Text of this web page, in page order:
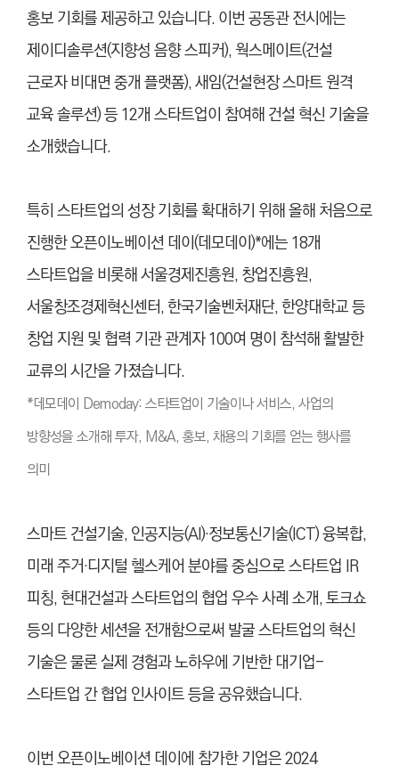
홍보 기회를 제공하고 있습니다. 이번 공동관 전시에는
제이디솔루션(지향성 음향 스피커), 웍스메이트(건설
근로자 비대면 중개 플랫폼), 새임(건설현장 스마트 원격
교육 솔루션) 등 12개 스타트업이 참여해 건설 혁신 기술을
소개했습니다.
특히 스타트업의 성장 기회를 확대하기 위해 올해 처음으로
진행한 오픈이노베이션 데이(데모데이)*에는 18개
스타트업을 비롯해 서울경제진흥원, 창업진흥원,
서울창조경제혁신센터, 한국기술벤처재단, 한양대학교 등
창업 지원 및 협력 기관 관계자 100여 명이 참석해 활발한
교류의 시간을 가졌습니다.
*데모데이 Demoday: 스타트업이 기술이나 서비스, 사업의
방향성을 소개해 투자, M&A, 홍보, 채용의 기회를 얻는 행사를
의미
스마트 건설기술, 인공지능(AI)·정보통신기술(ICT) 융복합,
미래 주거·디지털 헬스케어 분야를 중심으로 스타트업 IR
피칭, 현대건설과 스타트업의 협업 우수 사례 소개, 토크쇼
등의 다양한 세션을 전개함으로써 발굴 스타트업의 혁신
기술은 물론 실제 경험과 노하우에 기반한 대기업-
스타트업 간 협업 인사이트 등을 공유했습니다.
이번 오픈이노베이션 데이에 참가한 기업은 2024